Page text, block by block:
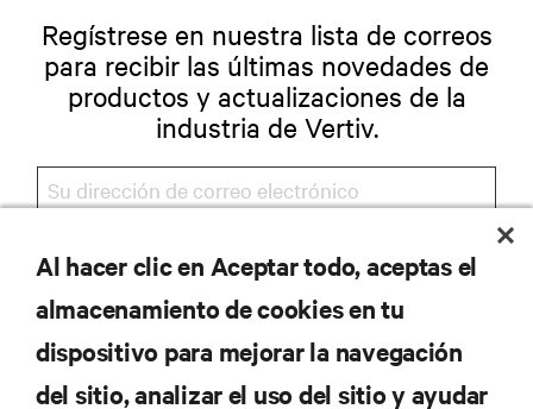
Regístrese en nuestra lista de correos
para recibir las últimas novedades de
productos y actualizaciones de la
industria de Vertiv.
REGISTRARSE
RECURSOS
Al hacer clic en Aceptar todo, aceptas el
almacenamiento de cookies en tu
dispositivo para mejorar la navegación
del sitio, analizar el uso del sitio y ayudar